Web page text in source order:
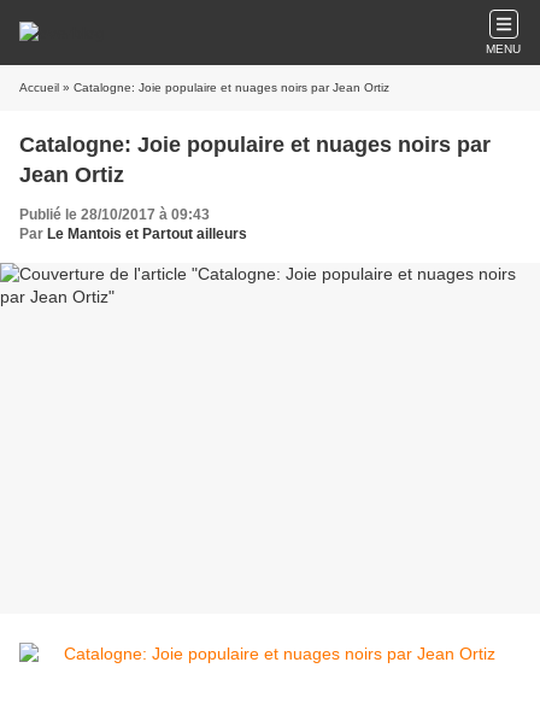
MENU
Accueil » Catalogne: Joie populaire et nuages noirs par Jean Ortiz
Catalogne: Joie populaire et nuages noirs par
Jean Ortiz
Publié le 28/10/2017 à 09:43
Par Le Mantois et Partout ailleurs